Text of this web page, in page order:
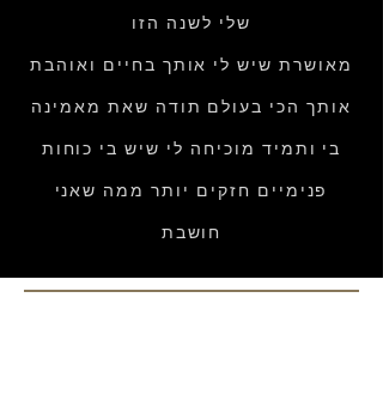
שלי לשנה הזו
מאושרת שיש לי אותך בחיים ואוהבת
אותך הכי בעולם תודה שאת מאמינה
בי ותמיד מוכיחה לי שיש בי כוחות
פנימיים חזקים יותר ממה שאני
חושבת